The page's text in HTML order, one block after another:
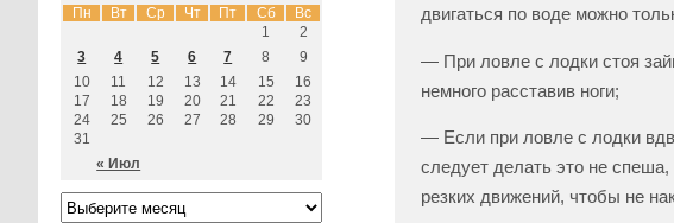
двигаться по воде можно
— При ловле с лодки стоя
немного расставив ноги;
— Если при ловле с лодки
следует делать это не
резких движений, чтобы не
Пн Вт Ср Чт Пт Сб Вс
« Июл
1
2
3
4 5 6 7 8
9
10
11 12 13 14 15
16
17
18 19 20 21 22
23
24
25 26 27 28 29
30
31